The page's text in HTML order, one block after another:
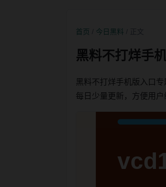
首页 今日黑料
黑料不打烊手
黑料不打烊手机版入口
每日少量更新，方便用户